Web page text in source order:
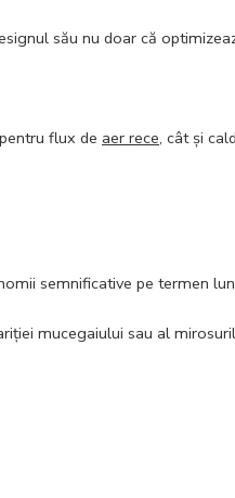
său nu doar că
flux de aer rece, cât și
semnificative pe termen
mucegaiului sau al